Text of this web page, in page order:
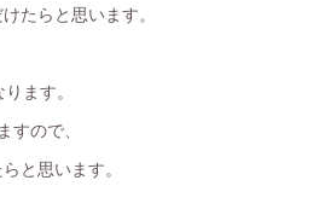
たらと思います。
ます。
ので、
と思います。